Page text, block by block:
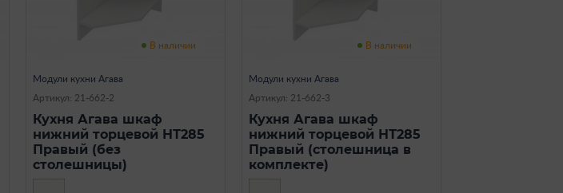
В наличии
Модули кухни Агава
Артикул: 21-662-2
Кухня Агава шкаф
нижний торцевой НТ285
Правый (без
столешницы)
В наличии
Модули кухни Агава
Артикул: 21-662-3
Кухня Агава шкаф
нижний торцевой НТ285
Правый (столешница в
комплекте)